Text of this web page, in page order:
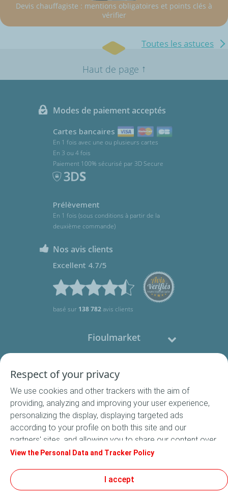
Devis chauffagiste : mentions obligatoires et points clés à
vérifier
Toutes les astuces
Haut de page ↑
Modes de paiement acceptés
Cartes bancaires
En 1 fois avec une ou plusieurs cartes
En 3 ou 4 fois
Paiement 100% sécurisé par 3D Secure
Prélèvement
En 1 fois (sous conditions à partir de la
deuxième commande)
Nos avis clients
Excellent 4.7/5
basé sur 138 782avis clients
Fioulmarket
Nous contacter
Suivez-nous
Conditions Générales de Vente
Respect of your privacy
We use cookies and other trackers with the aim of
providing, analyzing and improving your user experience,
personalizing the display, displaying targeted ads
according to your profile on both this site and our
partners' sites, and allowing you to share our content over
social media. In accordance with French legislation,
default. You can change your cookie settings at any time
by clicking on the "Manage my cookies" button. By clicking
View the Personal Data and Tracker Policy
I accept